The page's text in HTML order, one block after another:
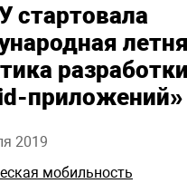
стартовала
разработки
приложений»
2019
мобильность